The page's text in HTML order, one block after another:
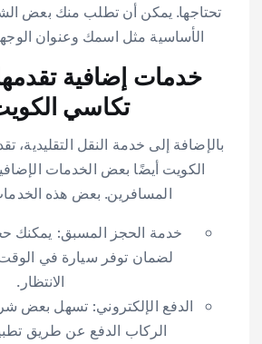
تحتاجها. يمكن أن تطلب منك بعض
الأساسية مثل اسمك وعنوان
خدمات إضافية
تكاسي
بالإضافة إلى خدمة النقل
الكويت أيضًا بعض الخدمات
المسافرين. بعض هذه
خدمة الحجز المسبق: يمكنك
لضمان توفر سيارة في
الانتظار.
الدفع الإلكتروني: تسهل بعض
الركاب الدفع عن طريق